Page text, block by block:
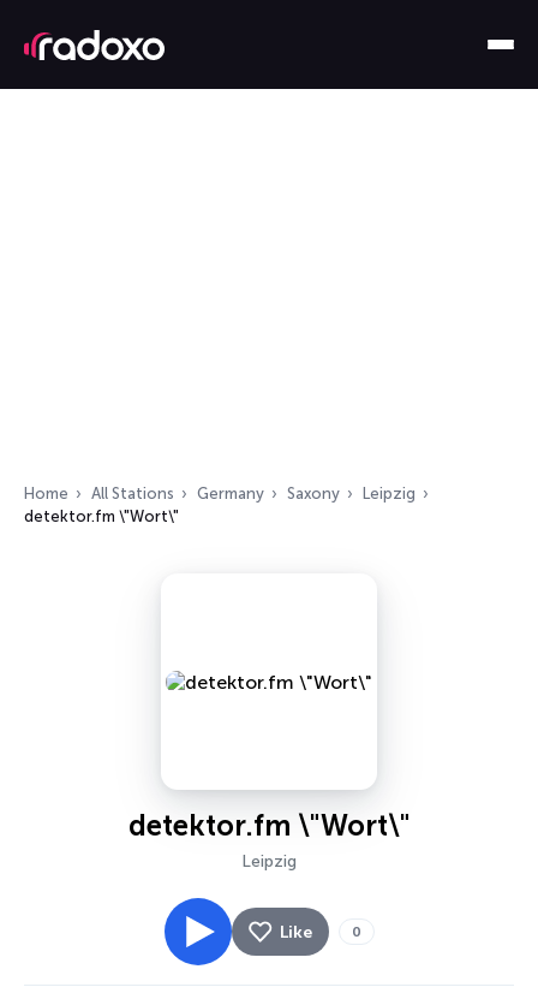
Home All Stations Germany Saxony
Leipzig
detektor.fm \"Wort\"
detektor.fm \"Wort\"
Leipzig
Like 0